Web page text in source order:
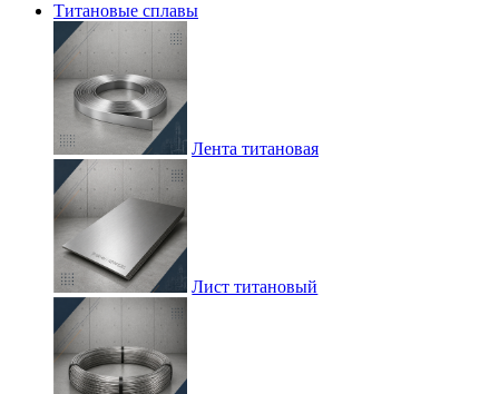
Титановые сплавы
Лента титановая
Лист титановый